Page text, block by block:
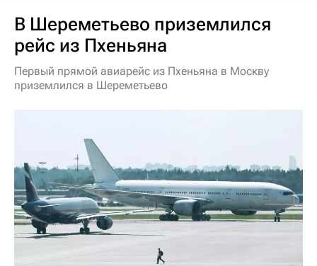
В Шереметьево приземлился
рейс из Пхеньяна
Первый прямой авиарейс из Пхеньяна в Москву
приземлился в Шереметьево